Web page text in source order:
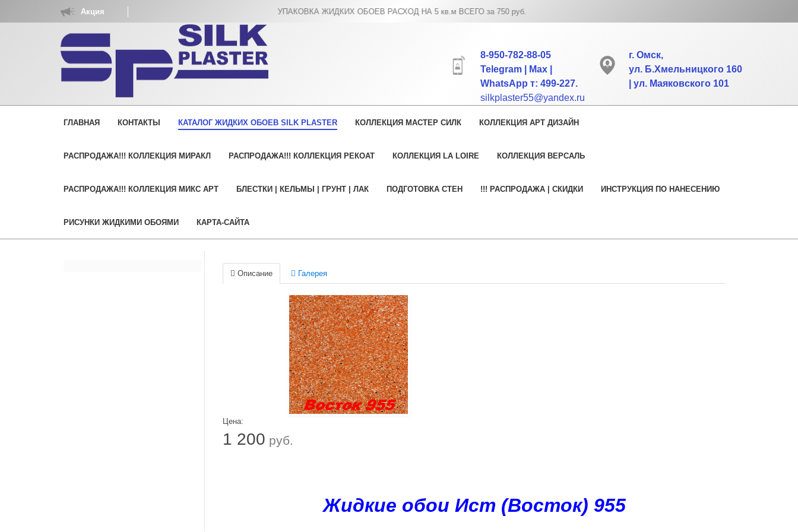
Акция УПАКОВКА ЖИДКИХ ОБОЕВ РАСХОД НА 5 кв.м ВСЕГО за 750 руб.
г. Омск,
ул. Б.Хмельницкого 160
| ул. Маяковского 101
8-950-782-88-05
Telegram | Max |
WhatsApp т: 499-227.
silkplaster55@yandex.ru
ГЛАВНАЯ КОНТАКТЫ КАТАЛОГ ЖИДКИХ ОБОЕВ SILK PLASTER КОЛЛЕКЦИЯ МАСТЕР СИЛК КОЛЛЕКЦИЯ АРТ ДИЗАЙН
РАСПРОДАЖА!!! КОЛЛЕКЦИЯ МИРАКЛ РАСПРОДАЖА!!! КОЛЛЕКЦИЯ РЕКОАТ КОЛЛЕКЦИЯ LA LOIRE КОЛЛЕКЦИЯ ВЕРСАЛЬ
РАСПРОДАЖА!!! КОЛЛЕКЦИЯ МИКС АРТ БЛЕСТКИ | КЕЛЬМЫ | ГРУНТ | ЛАК ПОДГОТОВКА СТЕН !!! РАСПРОДАЖА | СКИДКИ ИНСТРУКЦИЯ ПО НАНЕСЕНИЮ
РИСУНКИ ЖИДКИМИ ОБОЯМИ КАРТА-САЙТА
Описание Галерея
Цена:
1 200 руб.
Жидкие обои Ист (Восток) 955